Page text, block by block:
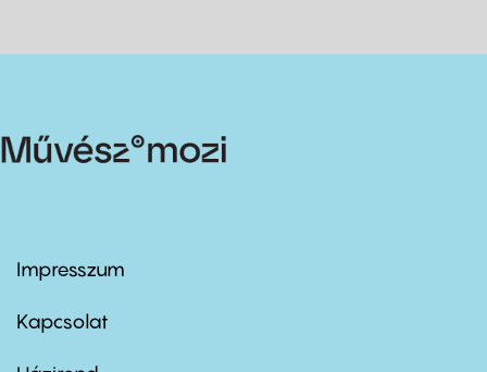
Footer
first
Impresszum
Kapcsolat